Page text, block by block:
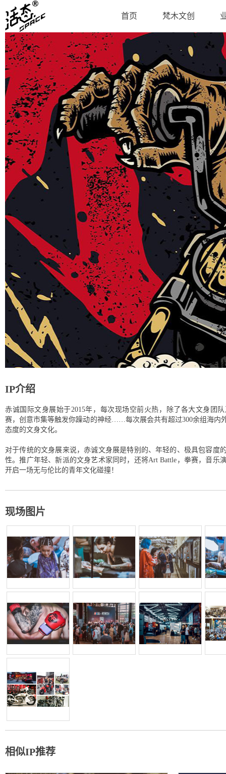
首页 梵木文创
IP介绍
赤诚国际文身展始于2015年，每次现场空前火热，除了各大文身团
赛，创意市集等触发你躁动的神经……每次展会共有超过300余组海内
态度的文身文化。
对于传统的文身展来说，赤诚文身展是特别的、年轻的、极具包容度
性。推广年轻、新派的文身艺术家同时，还将Art Battle，拳赛，音乐
开启一场无与伦比的青年文化碰撞！
现场图片
相似IP推荐